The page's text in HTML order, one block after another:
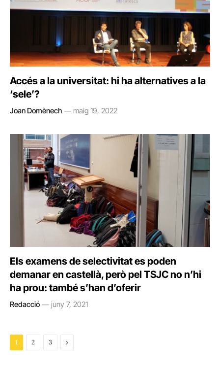
Accés a la universitat: hi ha alternatives a la
‘sele’?
Joan Domènech maig 19, 2022
Els examens de selectivitat es poden
demanar en castellà, però pel TSJC no n’hi
ha prou: també s’han d’oferir
Redacció juny 7, 2021
1 2 3 Next